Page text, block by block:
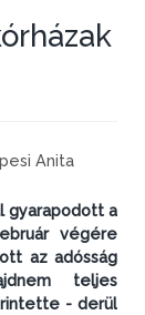
Anita
gyarapodott a
végére
az adósság
teljes
- derül